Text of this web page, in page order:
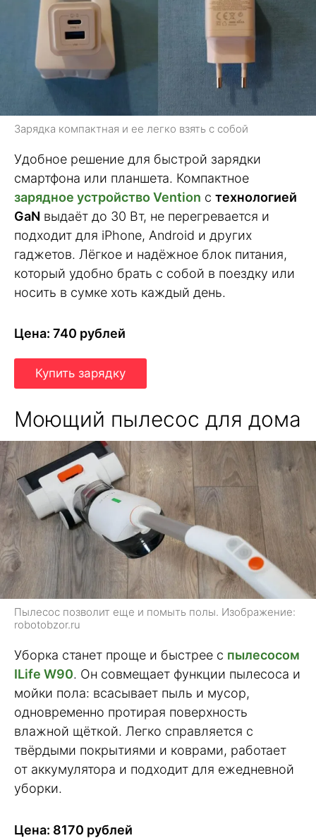
Зарядка компактная и ее легко взять с собой
Удобное решение для быстрой зарядки
смартфона или планшета. Компактное
зарядное устройство Vention с технологией
GaN выдаёт до 30 Вт, не перегревается и
подходит для iPhone, Android и других
гаджетов. Лёгкое и надёжное блок питания,
который удобно брать с собой в поездку или
носить в сумке хоть каждый день.
Цена: 740 рублей
Купить зарядку
Моющий пылесос для дома
Пылесос позволит еще и помыть полы. Изображение:
robotobzor.ru
Уборка станет проще и быстрее с пылесосом
ILife W90. Он совмещает функции пылесоса и
мойки пола: всасывает пыль и мусор,
одновременно протирая поверхность
влажной щёткой. Легко справляется с
твёрдыми покрытиями и коврами, работает
от аккумулятора и подходит для ежедневной
уборки.
Цена: 8170 рублей